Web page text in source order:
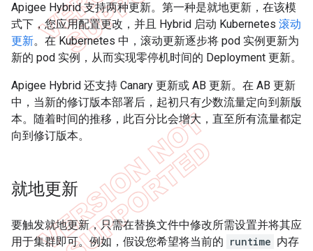
Apigee Hybrid 支持两种更新。第一种是就地更新，在该模
式下，您应用配置更改，并且 Hybrid 启动 Kubernetes 滚动
更新。在 Kubernetes 中，滚动更新逐步将 pod 实例更新为
新的 pod 实例，从而实现零停机时间的 Deployment 更新。
Apigee Hybrid 还支持 Canary 更新或 AB 更新。在 AB 更新
中，当新的修订版本部署后，起初只有少数流量定向到新版
本。随着时间的推移，此百分比会增大，直至所有流量都定
向到修订版本。
就地更新
要触发就地更新，只需在替换文件中修改所需设置并将其应
用于集群即可。例如，假设您希望将当前的 runtime 内存